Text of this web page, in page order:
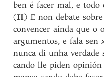
ben é facer mal, e todo
(II) E non debate
convencer aínda que o
argumentos, e fala sen
nunca di unha verdade
cando lle piden opinión